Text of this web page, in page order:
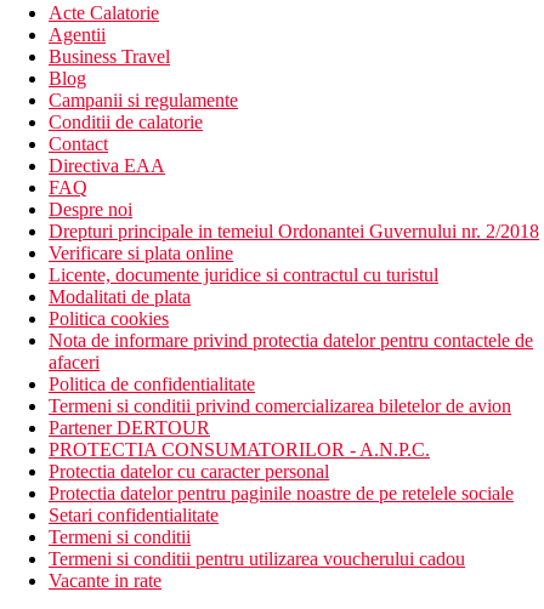
Acte Calatorie
Agentii
Business Travel
Blog
Campanii si regulamente
Conditii de calatorie
Contact
Directiva EAA
FAQ
Despre noi
Drepturi principale in temeiul Ordonantei Guvernului nr. 2/2018
Verificare si plata online
Licente, documente juridice si contractul cu turistul
Modalitati de plata
Politica cookies
Nota de informare privind protectia datelor pentru contactele de
afaceri
Politica de confidentialitate
Termeni si conditii privind comercializarea biletelor de avion
Partener DERTOUR
PROTECTIA CONSUMATORILOR - A.N.P.C.
Protectia datelor cu caracter personal
Protectia datelor pentru paginile noastre de pe retelele sociale
Setari confidentialitate
Termeni si conditii
Termeni si conditii pentru utilizarea voucherului cadou
Vacante in rate